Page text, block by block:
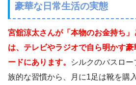
豪華な日常生活の実態
宮舘涼太さんが「本物のお金持ち
は、テレビやラジオで自ら明かす
ードにあります。
シルクのバスロ
族的な習慣から、月に1足は靴を購